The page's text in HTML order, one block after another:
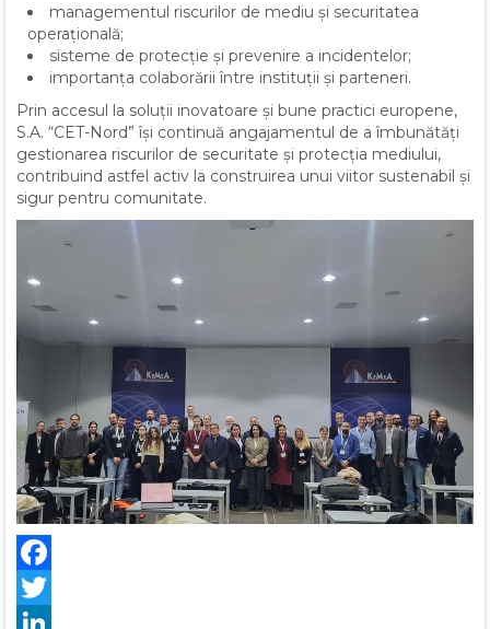
managementul riscurilor de mediu și securitatea
operațională;
sisteme de protecție și prevenire a incidentelor;
importanța colaborării între instituții și parteneri.
Prin accesul la soluții inovatoare și bune practici europene,
S.A. “CET-Nord” își continuă angajamentul de a îmbunătăți
gestionarea riscurilor de securitate și protecția mediului,
contribuind astfel activ la construirea unui viitor sustenabil și
sigur pentru comunitate.